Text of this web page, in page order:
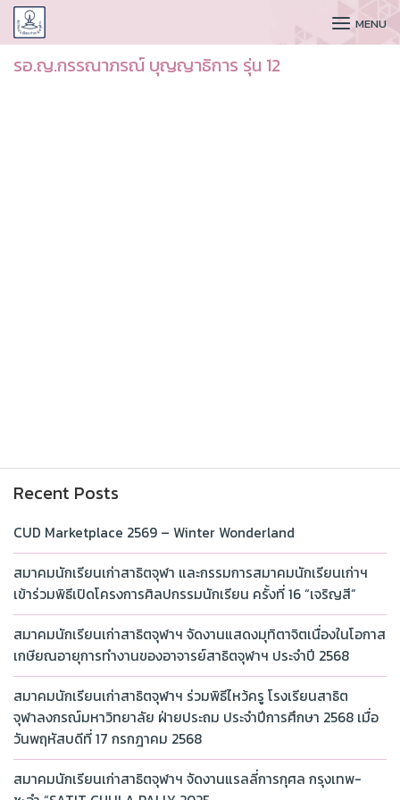
CUDAA MENU
รอ.ญ.กรรณาภรณ์ บุญญาธิการ รุ่น 12
Recent Posts
CUD Marketplace 2569 – Winter Wonderland
สมาคมนักเรียนเก่าสาธิตจุฬา และกรรมการสมาคมนักเรียนเก่าฯ
เข้าร่วมพิธีเปิดโครงการศิลปกรรมนักเรียน ครั้งที่ 16 “เจริญสี”
สมาคมนักเรียนเก่าสาธิตจุฬาฯ จัดงานแสดงมุทิตาจิตเนื่องในโอกาส
เกษียณอายุการทำงานของอาจารย์สาธิตจุฬาฯ ประจำปี 2568
สมาคมนักเรียนเก่าสาธิตจุฬาฯ ร่วมพิธีไหว้ครู โรงเรียนสาธิต
จุฬาลงกรณ์มหาวิทยาลัย ฝ่ายประถม ประจำปีการศึกษา 2568 เมื่อ
วันพฤหัสบดีที่ 17 กรกฎาคม 2568
สมาคมนักเรียนเก่าสาธิตจุฬาฯ จัดงานแรลลี่การกุศล กรุงเทพ-